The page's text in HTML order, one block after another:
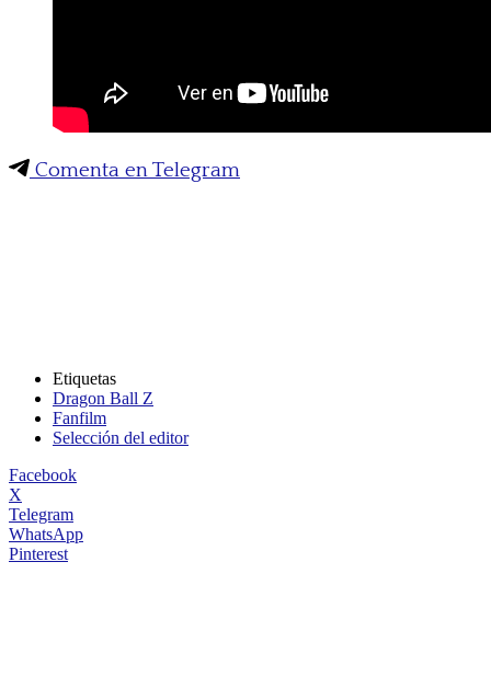
Comenta en Telegram
Etiquetas
Dragon Ball Z
Fanfilm
Selección del editor
Facebook
X
Telegram
WhatsApp
Pinterest